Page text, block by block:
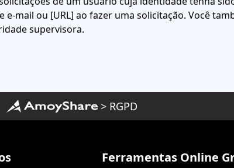
e-mail ou [URL] ao fazer uma solicitação. Você
supervisora.
> RGPD
Ferramentas Online